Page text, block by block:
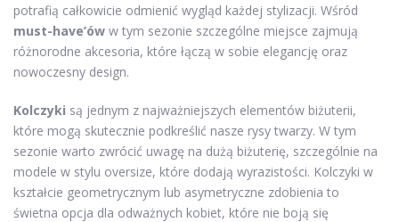
potrafią całkowicie odmienić wygląd każdej stylizacji. Wśród
must-have’ów w tym sezonie szczególne miejsce zajmują
różnorodne akcesoria, które łączą w sobie elegancję oraz
nowoczesny design.
Kolczyki są jednym z najważniejszych elementów biżuterii,
które mogą skutecznie podkreślić nasze rysy twarzy. W tym
sezonie warto zwrócić uwagę na dużą biżuterię, szczególnie na
modele w stylu oversize, które dodają wyrazistości. Kolczyki w
kształcie geometrycznym lub asymetryczne zdobienia to
świetna opcja dla odważnych kobiet, które nie boją się